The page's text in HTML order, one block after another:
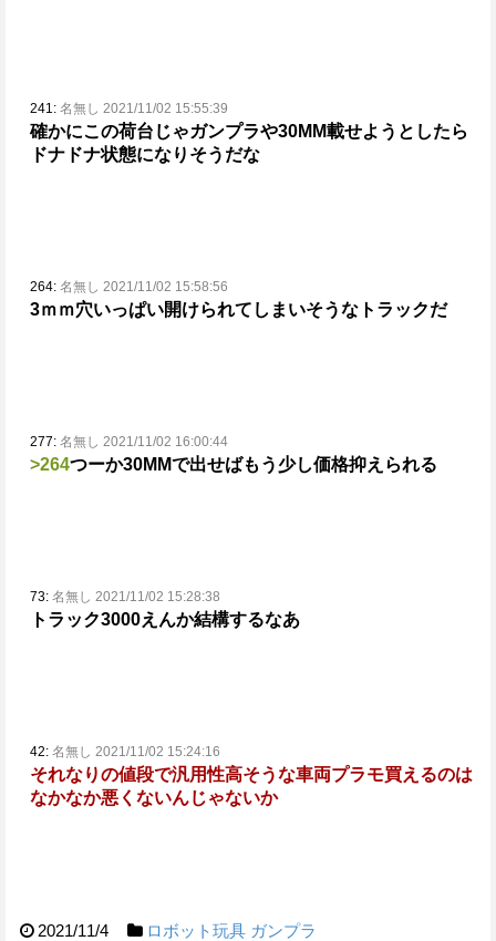
241: 名無し 2021/11/02 15:55:39
確かにこの荷台じゃガンプラや30MM載せようとしたら
ドナドナ状態になりそうだな
264: 名無し 2021/11/02 15:58:56
3ｍｍ穴いっぱい開けられてしまいそうなトラックだ
277: 名無し 2021/11/02 16:00:44
>264つーか30MMで出せばもう少し価格抑えられる
73: 名無し 2021/11/02 15:28:38
トラック3000えんか結構するなあ
42: 名無し 2021/11/02 15:24:16
それなりの値段で汎用性高そうな車両プラモ買えるのは
なかなか悪くないんじゃないか
2021/11/4 ロボット玩具 ガンプラ